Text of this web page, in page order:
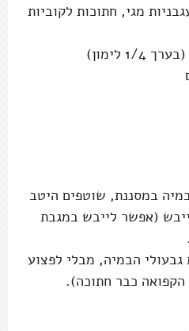
בינוניות או 6 עגבניות מגי, חתוכות לקוביות
במסננת, שוטפים היטב
(אפשר לייבש במגבת
גבעולי הבמיה, מבלי לפצוע
כבר חתוכה).